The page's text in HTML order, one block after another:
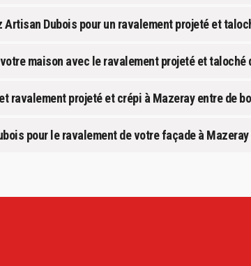
Artisan Dubois pour un ravalement projeté et
maison avec le ravalement projeté et taloché
ravalement projeté et crépi à Mazeray entre de
pour le ravalement de votre façade à